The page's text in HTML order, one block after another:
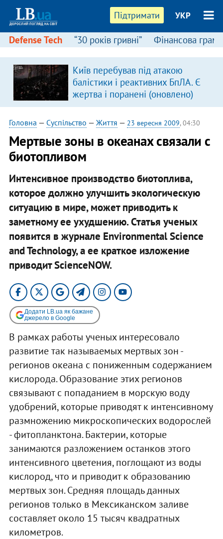
Підтримати УКР
Defense Tech “30 років гривні” Фінансова
Київ перебував під атакою
балістики і реактивних БпЛА. Є
жертва і поранені (оновлено)
Головна — Суспільство — Життя — 23 вересня 2009, 04:30
Мертвые зоны в океанах связали с
биотопливом
Интенсивное производство биотоплива,
которое должно улучшить экологическую
ситуацию в мире, может приводить к
заметному ее ухудшению. Статья ученых
появится в журнале Environmental Science
and Technology, а ее краткое изложение
приводит ScienceNOW.
Додати LB.ua як бажане
джерело в Google
В рамках работы ученых интересовало
развитие так называемых мертвых зон -
регионов океана с пониженным содержанием
кислорода. Образование этих регионов
связывают с попаданием в морскую воду
удобрений, которые приводят к интенсивному
размножению микроскопических водорослей
- фитопланктона. Бактерии, которые
занимаются разложением останков этого
интенсивного цветения, поглощают из воды
кислород, что и приводит к образованию
мертвых зон. Средняя площадь данных
регионов только в Мексиканском заливе
составляет около 15 тысяч квадратных
километров.